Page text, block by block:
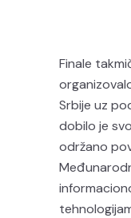
Finale
Srbije uz
dobilo je
održano